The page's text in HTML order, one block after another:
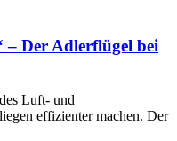
Der Adlerflügel bei
Luft- und
effizienter machen. Der